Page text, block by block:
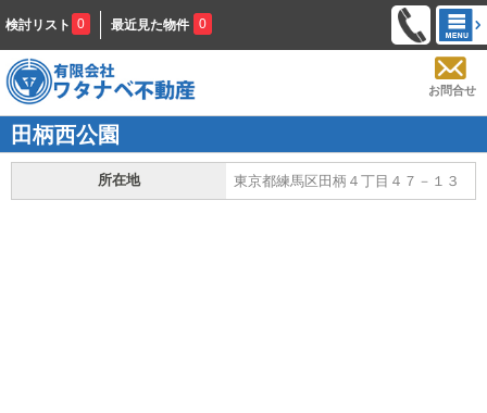
検討リスト 0 最近見た物件 0
お問合せ
田柄西公園
所在地 東京都練馬区田柄４丁目４７－１３